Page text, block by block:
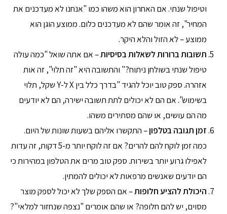
וטיפול שנתי. אם האחרון הוא משהו כמו "אנחנו לא מעדכנים את
המחיר", זה אומר שהם לא מעדכנים כלום. ממוצע הוגן הוא
ממוצע – לא הזול והלא היקר.
תשובות ברורות לשאלות בסיסיות– אם אתה שואל "כמה עולה
טיפול שנתי בשולחן ניתוח?" והתשובה היא "זה תלוי", זה אות
אזהרה. ספק טוב יוכל להגיד "בדרך כלל בין X ל-Y שקל, תלוי
בשימוש". אם הם לא יכולים לתת תשובה ישירה, הם לא יודעים
מה הם עושים, או שהם מסתירים משהו.
זמן תגובה בטלפון– התקשרו אליהם בשעות שונות של היום.
כמה זמן לוקח להם להרים? אם זה לוקח יותר מ-5 דקות, זה עדות
לאפילו גרוע יותר בשירות. ספק טוב מרים את הטלפון במהירות כי
הם יודעים שאנשים מרפאות לא יכולים להמתין.
היכולת להציע חלופות– אם הספק שלך לא יכול לספק מוצר
מסוים, יש להם חלופה? או שהם אומרים "נצפה שנחזור למלאי"?